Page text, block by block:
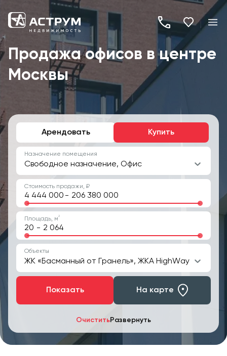
+7
(495)
260-
19-
Продажа офисов в центре
Москвы
Арендовать Купить
ОчиститьРазвернуть
Назначение помещения
Свободное назначение, Офис
Стоимость продажи, ₽
-
Площадь, м2
-
Объекты
ЖК «Басманный от Гранель», ЖКА HighWay
Показать На карте